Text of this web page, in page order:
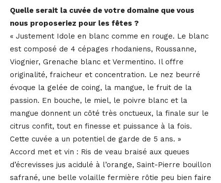
Quelle serait la cuvée de votre domaine que vous
nous proposeriez pour les fêtes ?
« Justement Idole en blanc comme en rouge. Le blanc
est composé de 4 cépages rhodaniens, Roussanne,
Viognier, Grenache blanc et Vermentino. Il offre
originalité, fraicheur et concentration. Le nez beurré
évoque la gelée de coing, la mangue, le fruit de la
passion. En bouche, le miel, le poivre blanc et la
mangue donnent un côté très onctueux, la finale sur le
citrus confit, tout en finesse et puissance à la fois.
Cette cuvée a un potentiel de garde de 5 ans. »
Accord met et vin : Ris de veau braisé aux queues
d’écrevisses jus acidulé à l’orange, Saint-Pierre bouillon
safrané, une belle volaille fermière rôtie peu bien faire